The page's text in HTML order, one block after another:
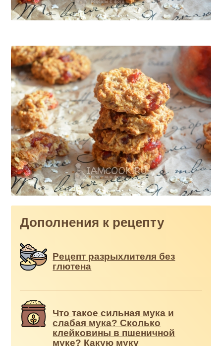
Дополнения к рецепту
Рецепт разрыхлителя без
глютена
Что такое сильная мука и
слабая мука? Сколько
клейковины в пшеничной
муке? Какую муку